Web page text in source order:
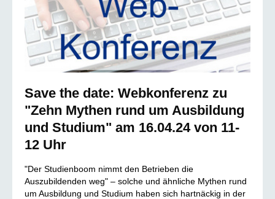
Save the date: Webkonferenz zu
"Zehn Mythen rund um Ausbildung
und Studium" am 16.04.24 von 11-
12 Uhr
"Der Studienboom nimmt den Betrieben die
Auszubildenden weg" – solche und ähnliche Mythen rund
um Ausbildung und Studium haben sich hartnäckig in der